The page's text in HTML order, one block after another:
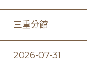
三重分館
2026-07-31